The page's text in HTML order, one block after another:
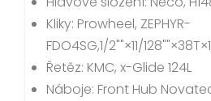
Kliky: Prowheel, ZEPHYR-
FDO4SG,1/2""×11/
Řetěz: KMC, x-Glide 124L
Náboje: Front Hub